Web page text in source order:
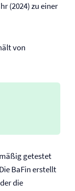
(2024) zu einer
von
getestet
BaFin erstellt
die